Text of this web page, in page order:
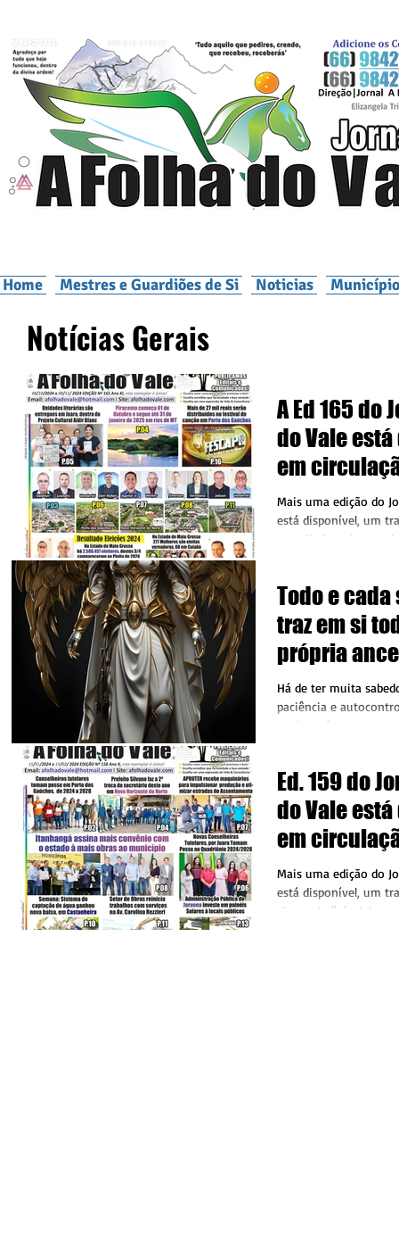
Home Mestres e Guardiões de Si Noticias
Notícias Gerais
A Ed 165 do
do Vale
em
Mais uma edição do
está disponível, um
contribui ao
Todo e
traz em si
própria
evolução a
Há de ter muita
paciência e
mulheres' que se
Ed. 159 do
do Vale
em
Mais uma edição do
está disponível, um
diante do "nível de